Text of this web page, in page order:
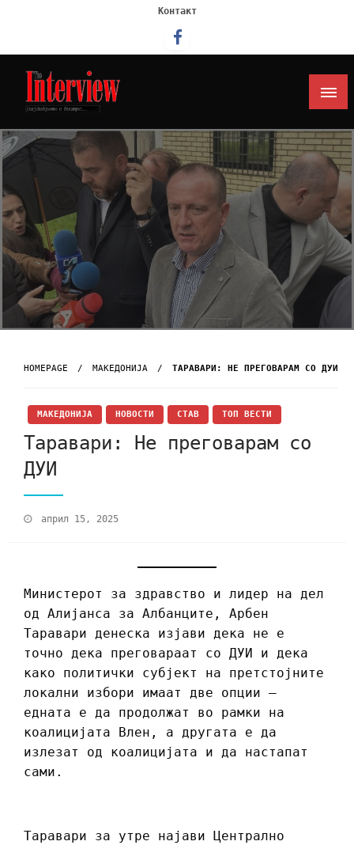
Контакт
Интервју
HOMEPAGE МАКЕДОНИЈА ТАРАВАРИ: НЕ ПРЕГОВАРАМ СО ДУИ
МАКЕДОНИЈА НОВОСТИ СТАВ ТОП ВЕСТИ
Таравари: Не преговарам со
ДУИ
април 15, 2025
Министерот за здравство и лидер на дел
од Алијанса за Албанците, Арбен
Таравари денеска изјави дека не е
точно дека преговараат со ДУИ и дека
како политички субјект на претстојните
локални избори имаат две опции –
едната е да продолжат во рамки на
коалицијата Влен, а другата е да
излезат од коалицијата и да настапат
сами.
Таравари за утре најави Централно